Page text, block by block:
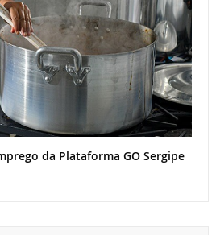
da Plataforma GO Sergipe